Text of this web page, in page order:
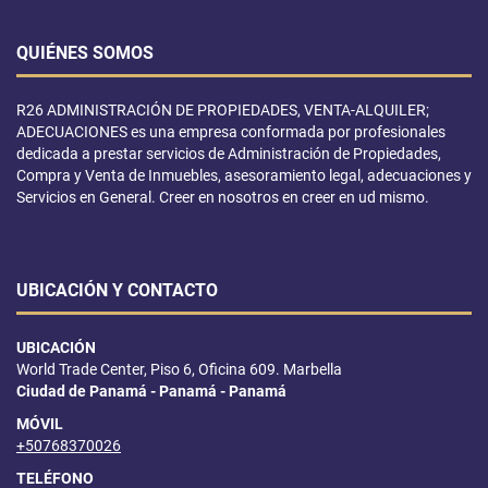
QUIÉNES SOMOS
R26 ADMINISTRACIÓN DE PROPIEDADES, VENTA-ALQUILER;
ADECUACIONES es una empresa conformada por profesionales
dedicada a prestar servicios de Administración de Propiedades,
Compra y Venta de Inmuebles, asesoramiento legal, adecuaciones y
Servicios en General. Creer en nosotros en creer en ud mismo.
UBICACIÓN Y CONTACTO
UBICACIÓN
World Trade Center, Piso 6, Oficina 609. Marbella
Ciudad de Panamá - Panamá - Panamá
MÓVIL
+50768370026
TELÉFONO